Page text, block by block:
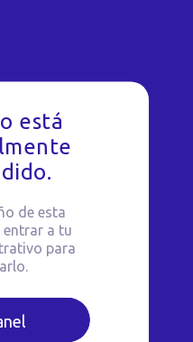
está
de esta
entrar a tu
para